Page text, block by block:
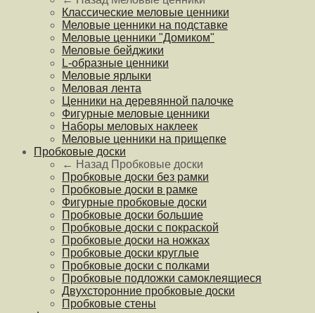
Классические меловые ценники
Меловые ценники на подставке
Меловые ценники "Домиком"
Меловые бейджики
L-образные ценники
Меловые ярлыки
Меловая лента
Ценники на деревянной палочке
Фигурные меловые ценники
Наборы меловых наклеек
Меловые ценники на прищепке
Пробковые доски
← Назад Пробковые доски
Пробковые доски без рамки
Пробковые доски в рамке
Фигурные пробковые доски
Пробковые доски большие
Пробковые доски с покраской
Пробковые доски на ножках
Пробковые доски круглые
Пробковые доски с полками
Пробковые подложки самоклеящиеся
Двухсторонние пробковые доски
Пробковые стены